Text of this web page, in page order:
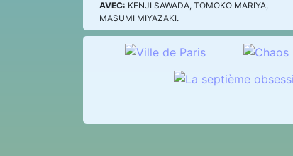
AVEC: KENJI SAWADA, TOMOKO MARIYA,
MASUMI MIYAZAKI.